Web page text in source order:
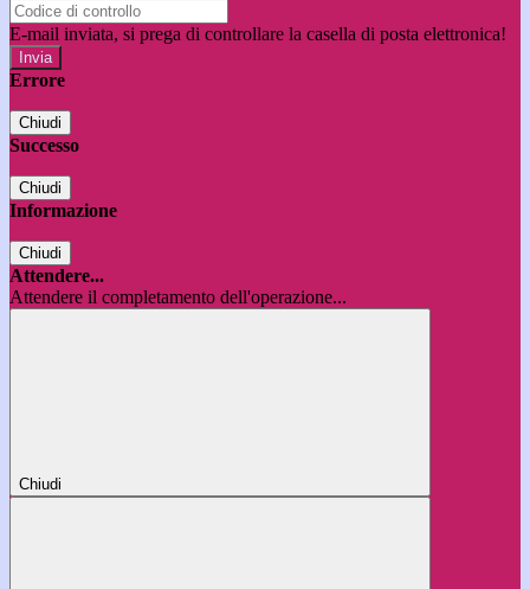
E-mail inviata, si prega di controllare la casella di posta elettronica!
Errore
Chiudi
Successo
Chiudi
Informazione
Chiudi
Attendere...
Attendere il completamento dell'operazione...
Chiudi